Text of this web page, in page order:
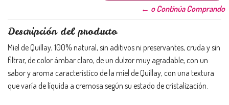
← o Continúa Comprando
Descripción del producto
Miel de Quillay, 100% natural, sin aditivos ni preservantes, cruda y sin
filtrar, de color ámbar claro, de un dulzor muy agradable, con un
sabor y aroma característico de la miel de Quillay, con una textura
que varía de líquida a cremosa según su estado de cristalización.